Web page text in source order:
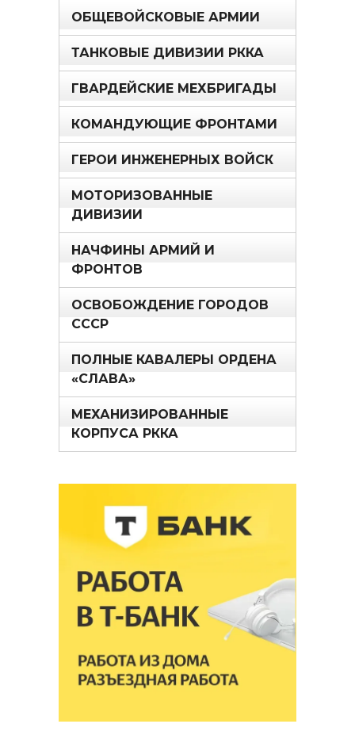
ОБЩЕВОЙСКОВЫЕ АРМИИ
ТАНКОВЫЕ ДИВИЗИИ РККА
ГВАРДЕЙСКИЕ МЕХБРИГАДЫ
КОМАНДУЮЩИЕ ФРОНТАМИ
ГЕРОИ ИНЖЕНЕРНЫХ ВОЙСК
МОТОРИЗОВАННЫЕ
ДИВИЗИИ
НАЧФИНЫ АРМИЙ И
ФРОНТОВ
ОСВОБОЖДЕНИЕ ГОРОДОВ
СССР
ПОЛНЫЕ КАВАЛЕРЫ ОРДЕНА
«СЛАВА»
МЕХАНИЗИРОВАННЫЕ
КОРПУСА РККА